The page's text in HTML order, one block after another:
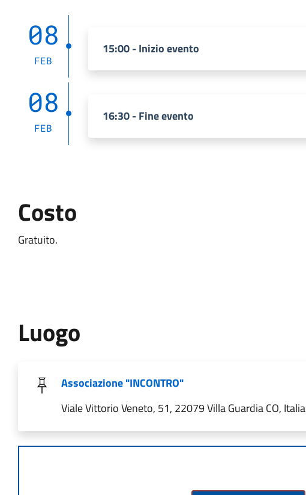
08
FEB
15:00 - Inizio evento
08
FEB
16:30 - Fine evento
Costo
Gratuito.
Luogo
Associazione "INCONTRO"
Viale Vittorio Veneto, 51, 22079 Villa Guardia CO, Italia